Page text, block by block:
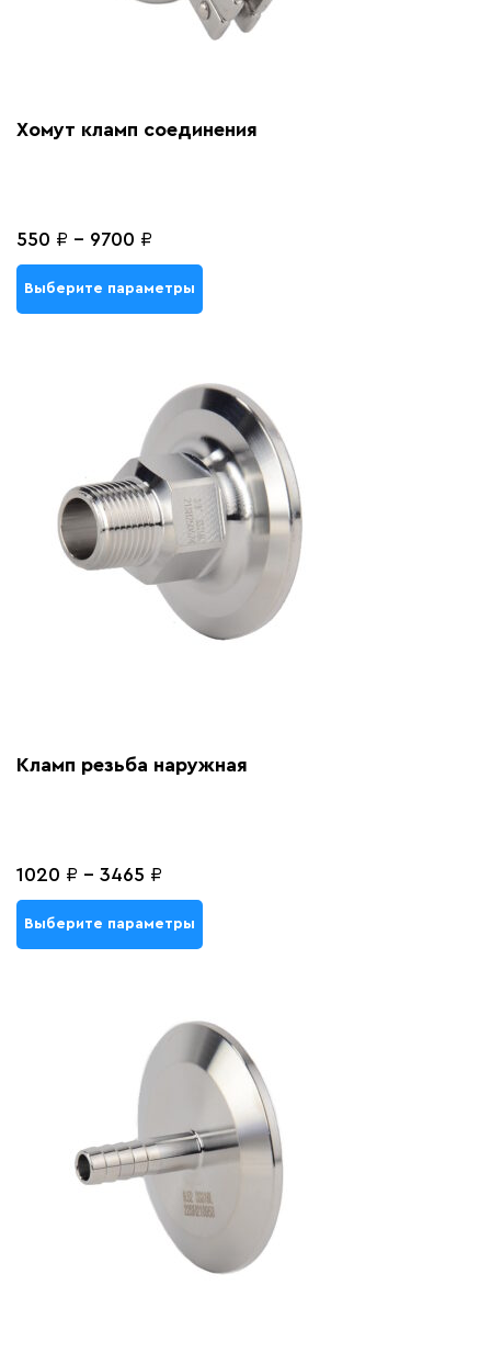
Хомут кламп соединения
550 ₽ - 9700 ₽
Выберите параметры
Кламп резьба наружная
1020 ₽ - 3465 ₽
Выберите параметры